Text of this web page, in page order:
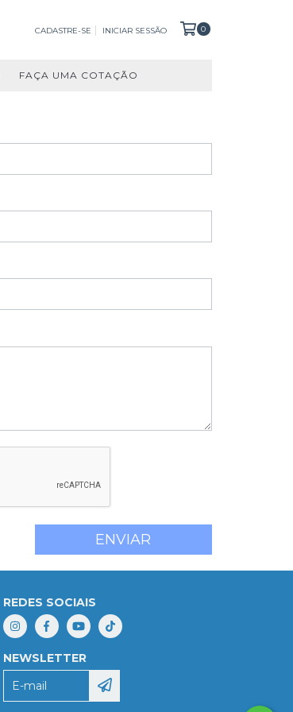
CADASTRE-SE INICIAR SESSÃO 0
FAÇA UMA COTAÇÃO
REDES SOCIAIS
NEWSLETTER